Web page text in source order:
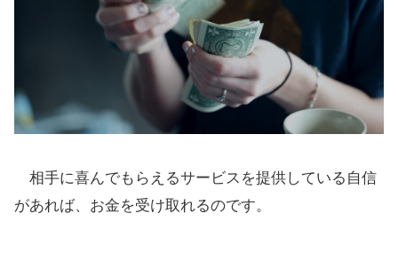
相手に喜んでもらえるサービスを提供している自信
があれば、お金を受け取れるのです。